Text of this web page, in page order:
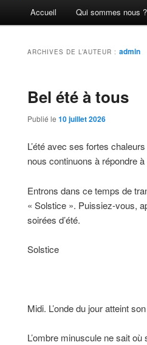
Accueil Qui sommes nous ?
ARCHIVES DE L’AUTEUR : admin
Bel été à tous
Publié le 10 juillet 2026
L’été avec ses fortes
nous continuons à répondre
Entrons dans ce temps de
« Solstice ». Puissiez-vous,
soirées d’été.
Solstice
Midi. L’onde du jour atteint
L’ombre minuscule ne sait où